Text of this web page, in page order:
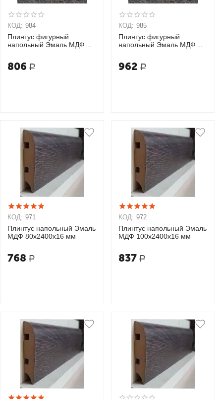
КОД: 984
Плинтус фигурный
напольный Эмаль МДФ
806 Р
КОД: 985
Плинтус фигурный
напольный Эмаль МДФ
962 Р
КОД: 971
Плинтус напольный Эмаль
МДФ 80х2400х16 мм
768 Р
КОД: 972
Плинтус напольный Эмаль
МДФ 100х2400х16 мм
837 Р